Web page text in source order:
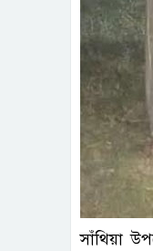
সাঁথিয়া